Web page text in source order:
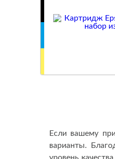
Если вашему
варианты.